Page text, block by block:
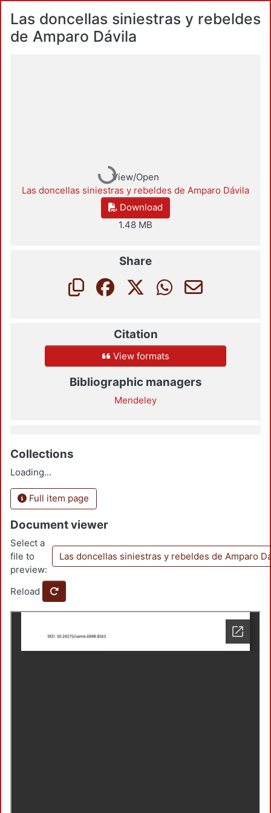
Las doncellas siniestras y rebeldes
de Amparo Dávila
Loading...View/Open
Las doncellas siniestras y rebeldes de Amparo Dávila
Download
1.48 MB
Share
Citation
View formats
Bibliographic managers
Mendeley
Collections
Loading...
Full item page
Document viewer
Select a
file to
preview:
Las doncellas siniestras y rebeldes de Amparo
Reload